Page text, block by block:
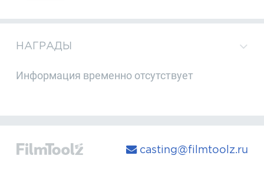
НАГРАДЫ
Информация временно отсутствует
casting@filmtoolz.ru